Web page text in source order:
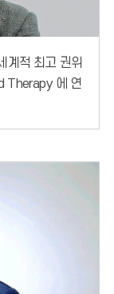
계적 최고 권위
Therapy 에 연